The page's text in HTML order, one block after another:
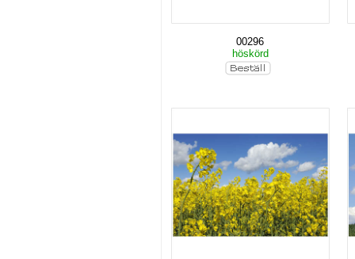
00296
höskörd